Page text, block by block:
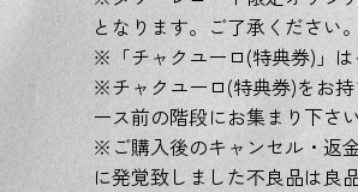
となります。ご了承ください。
※「チャクユーロ(特典券)」
※チャクユーロ(特典券)をお
ース前の階段にお集まり下さい
※ご購入後のキャンセル・返
に発覚致しました不良品は良